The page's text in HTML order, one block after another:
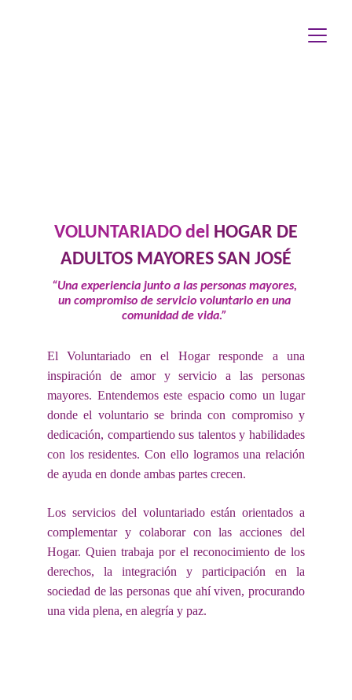
VOLUNTARIADO del HOGAR DE
ADULTOS MAYORES SAN JOSÉ
“Una experiencia junto a las personas mayores,
un compromiso de servicio voluntario en una
comunidad de vida.”
El Voluntariado en el Hogar responde a una
inspiración de amor y servicio a las personas
mayores. Entendemos este espacio como un lugar
donde el voluntario se brinda con compromiso y
dedicación, compartiendo sus talentos y habilidades
con los residentes. Con ello logramos una relación
de ayuda en donde ambas partes crecen.
Los servicios del voluntariado están orientados a
complementar y colaborar con las acciones del
Hogar. Quien trabaja por el reconocimiento de los
derechos, la integración y participación en la
sociedad de las personas que ahí viven, procurando
una vida plena, en alegría y paz.